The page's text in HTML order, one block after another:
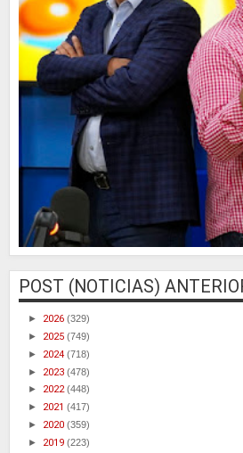
POST (NOTICIAS)
► 2026 (329)
► 2025 (749)
► 2024 (718)
► 2023 (478)
► 2022(448)
► 2021 (417)
► 2020 (359)
► 2019 (223)